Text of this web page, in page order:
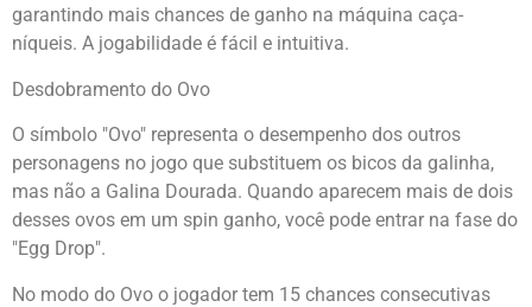
garantindo mais chances de ganho na máquina caça-
níqueis. A jogabilidade é fácil e intuitiva.
Desdobramento do Ovo
O símbolo "Ovo" representa o desempenho dos outros
personagens no jogo que substituem os bicos da galinha,
mas não a Galina Dourada. Quando aparecem mais de dois
desses ovos em um spin ganho, você pode entrar na fase do
"Egg Drop".
No modo do Ovo o jogador tem 15 chances consecutivas